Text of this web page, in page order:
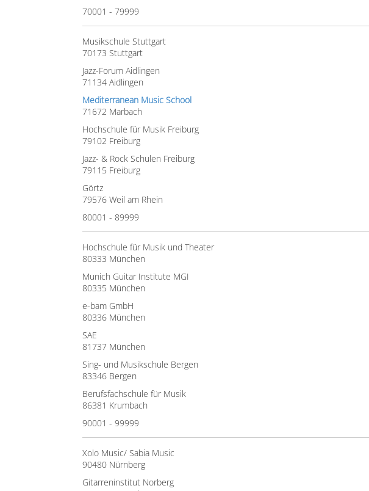
70001 - 79999
Musikschule Stuttgart
70173 Stuttgart
Jazz-Forum Aidlingen
71134 Aidlingen
Mediterranean Music School
71672 Marbach
Hochschule für Musik Freiburg
79102 Freiburg
Jazz- & Rock Schulen Freiburg
79115 Freiburg
Görtz
79576 Weil am Rhein
80001 - 89999
Hochschule für Musik und Theater
80333 München
Munich Guitar Institute MGI
80335 München
e-bam GmbH
80336 München
SAE
81737 München
Sing- und Musikschule Bergen
83346 Bergen
Berufsfachschule für Musik
86381 Krumbach
90001 - 99999
Xolo Music/ Sabia Music
90480 Nürnberg
Gitarreninstitut Norberg